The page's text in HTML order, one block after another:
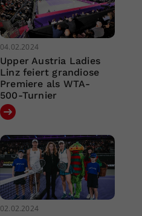
04.02.2024
Upper Austria Ladies
Linz feiert grandiose
Premiere als WTA-
500-Turnier
02.02.2024